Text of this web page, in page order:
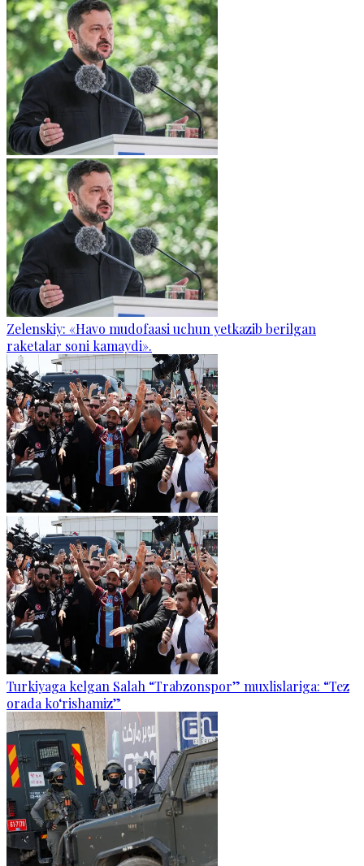
Zelenskiy: «Havo mudofaasi uchun yetkazib berilgan
raketalar soni kamaydi».
Turkiyaga kelgan Salah “Trabzonspor” muxlislariga: “Tez
orada ko‘rishamiz”